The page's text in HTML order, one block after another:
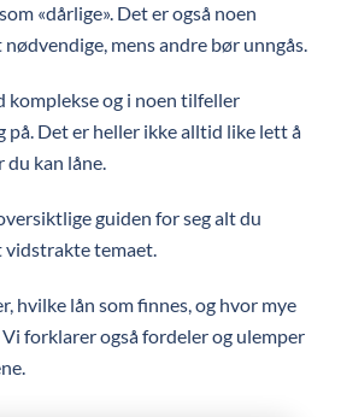
«dårlige». Det er også noen
mens andre bør unngås.
komplekse og i noen tilfeller
på. Det er heller ikke alltid like lett å
du kan låne.
guiden for seg alt du
vidstrakte temaet.
hvilke lån som finnes, og hvor mye
forklarer også fordeler og ulemper